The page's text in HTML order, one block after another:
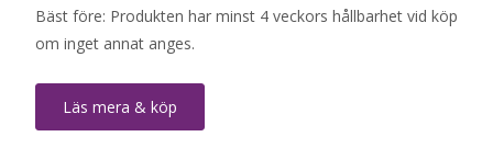
Bäst före: Produkten har minst 4 veckors hållbarhet vid köp
om inget annat anges.
Läs mera & köp